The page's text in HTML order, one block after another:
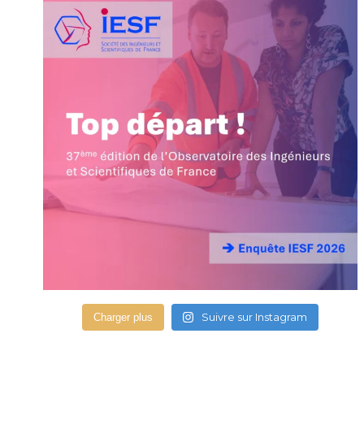
Charger plus Suivre sur Instagram